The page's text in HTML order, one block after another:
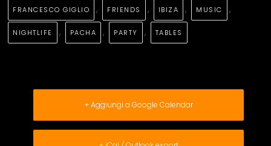
FRANCESCO GIGLIO , FRIENDS , IBIZA , MUSIC ,
NIGHTLIFE , PACHA , PARTY , TABLES
+ Aggiungi a Google Calendar